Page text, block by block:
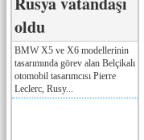
oldu
BMW X5 ve X6 modellerinin
tasarımında görev alan Belçikalı
otomobil tasarımcısı Pierre
Leclerc, Rusy...